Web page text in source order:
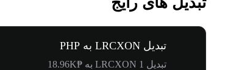
تبدیل LRCXON به PHP
تبدیل 1 LRCXON به ₱18.96K